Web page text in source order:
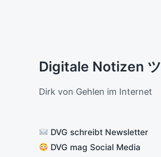
Digitale Notizen ツ
Dirk von Gehlen im Internet
DVG schreibt Newsletter
DVG mag Social Media